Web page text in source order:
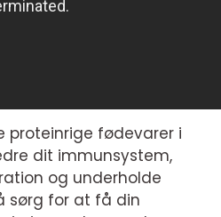
proteinrige fødevarer i
dit immunsystem,
og underholde
sørg for at få din